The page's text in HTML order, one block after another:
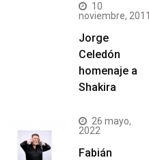
10
noviembre, 2011
Jorge
Celedón
homenaje a
Shakira
26 mayo,
2022
Fabián